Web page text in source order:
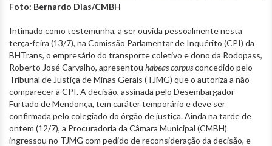
Foto: Bernardo Dias/CMBH
Intimado como testemunha, a ser ouvida pessoalmente nesta
terça-feira (13/7), na Comissão Parlamentar de Inquérito (CPI) da
BHTrans, o empresário do transporte coletivo e dono da Rodopass,
Roberto José Carvalho, apresentou habeas corpusconcedido pelo
Tribunal de Justiça de Minas Gerais (TJMG) que o autoriza a não
comparecer à CPI. A decisão, assinada pelo Desembargador
Furtado de Mendonça, tem caráter temporário e deve ser
confirmada pelo colegiado do órgão de justiça. Ainda na tarde de
ontem (12/7), a Procuradoria da Câmara Municipal (CMBH)
ingressou no TJMG com pedido de reconsideração da decisão, e